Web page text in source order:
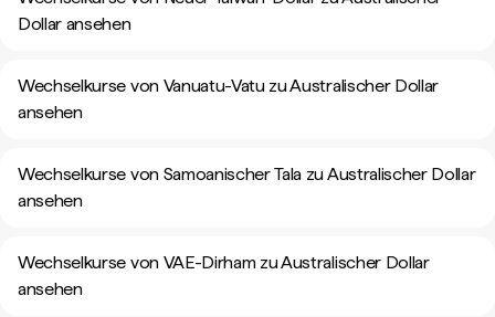
Dollar ansehen
Wechselkurse von Vanuatu-Vatu zu Australischer Dollar
ansehen
Wechselkurse von Samoanischer Tala zu Australischer Dollar
ansehen
Wechselkurse von VAE-Dirham zu Australischer Dollar
ansehen